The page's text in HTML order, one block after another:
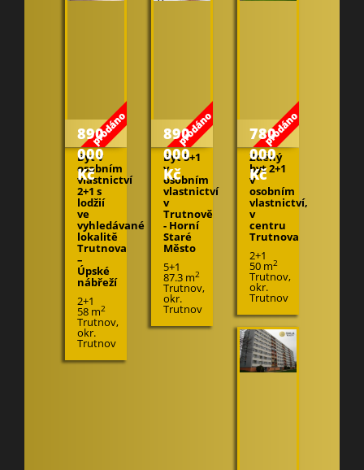
890
000
Kč
Byt v
osobním
vlastnictví
2+1 s
lodžií
ve
vyhledávané
lokalitě
Trutnova
–
Úpské
nábřeží
2+1
58 m2
Trutnov,
okr.
Trutnov
890
000
Kč
Byt 5+1
v
osobním
vlastnictví
v
Trutnově
- Horní
Staré
Město
5+1
87.3 m2
Trutnov,
okr.
Trutnov
780
000
Kč
Zděný
byt 2+1
v
osobním
vlastnictví,
v
centru
Trutnova
2+1
50 m2
Trutnov,
okr.
Trutnov